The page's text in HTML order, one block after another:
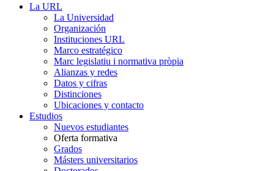
La URL
La Universidad
Organización
Instituciones URL
Marco estratégico
Marc legislatiu i normativa pròpia
Alianzas y redes
Datos y cifras
Distinciones
Ubicaciones y contacto
Estudios
Nuevos estudiantes
Oferta formativa
Grados
Másters universitarios